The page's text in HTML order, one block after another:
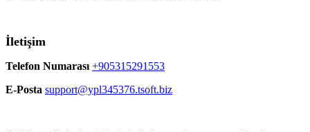
İletişim
Telefon Numarası +905315291553
E-Posta support@ypl345376.tsoft.biz